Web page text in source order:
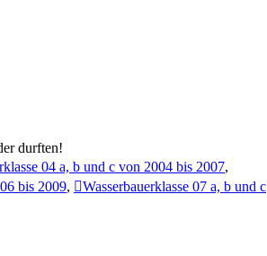
durften!
04 a, b und c von 2004 bis 2007,
bis 2009,
Wasserbauerklasse 07 a, b und c